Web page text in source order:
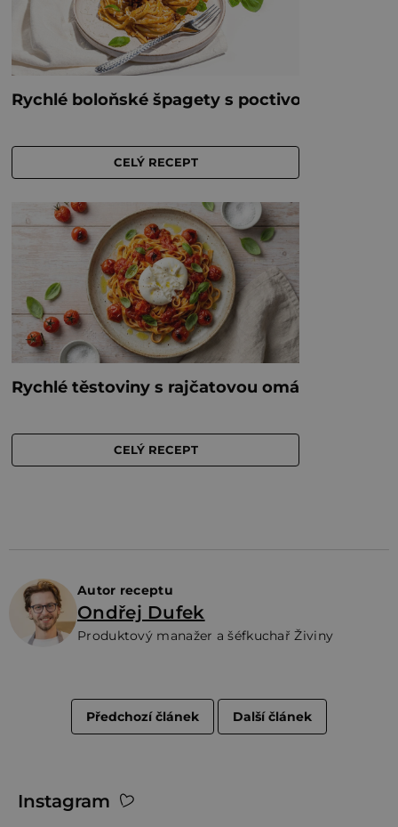
Autor receptu
Ondřej Dufek
Produktový manažer a šéfkuchař Živiny
Předchozí článek Další článek
Instagram